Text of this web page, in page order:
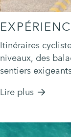
Itinéraires
niveaux, des
sentiers
Lire plus